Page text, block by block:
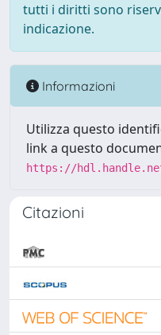
tutti i diritti sono
indicazione.
Informazioni
Utilizza questo
link a questo
https://
Citazioni